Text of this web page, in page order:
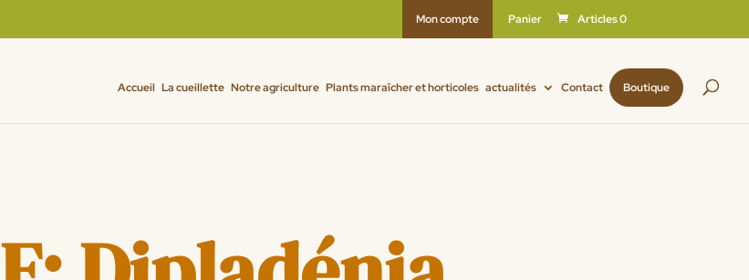
Mon compte Panier Articles 0
Accueil La cueillette Notre agriculture Plants maraîcher et horticoles actualités Contact Boutique